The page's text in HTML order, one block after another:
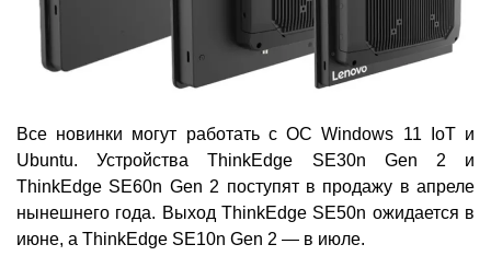
Все новинки могут работать с ОС Windows 11 IoT и
Ubuntu. Устройства ThinkEdge SE30n Gen 2 и
ThinkEdge SE60n Gen 2 поступят в продажу в апреле
нынешнего года. Выход ThinkEdge SE50n ожидается в
июне, а ThinkEdge SE10n Gen 2 — в июле.